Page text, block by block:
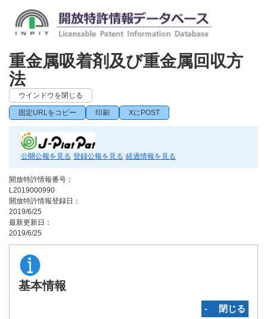
重金属吸着剤及び重金属回収方
法
ウインドウを閉じる
固定URLをコピー 印刷 XにPOST
公開公報を見る 登録公報を見る 経過情報を見る
開放特許情報番号：
L2019000990
開放特許情報登録日：
2019/6/25
最新更新日：
2019/6/25
基本情報
‐ 閉じる